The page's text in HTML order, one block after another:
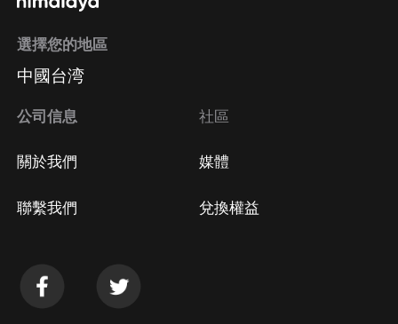
選擇您的地區
中國台湾
公司信息
關於我們
聯繫我們
社區
媒體
兌換權益